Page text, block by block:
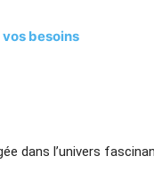
besoins
dans l’univers